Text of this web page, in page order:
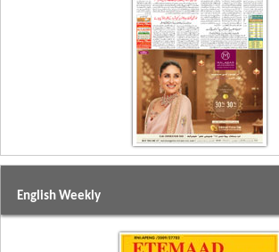
English Weekly